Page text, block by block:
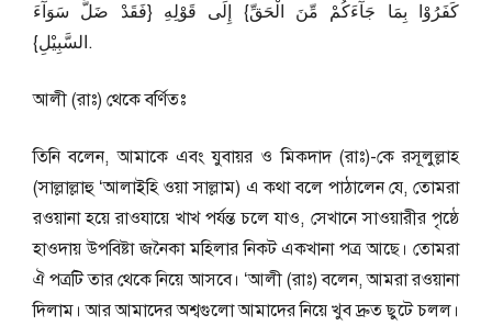
كَفَرُوْا بِمَا جَآءَكُمْ مِّنَ الْحَقِّ} إِلَى قَوْلِهِ {فَقَدْ ضَلَّ سَوَآءَ
السَّبِيْلِ}.
আলী (রাঃ) থেকে বর্ণিতঃ
তিনি বলেন, আমাকে এবং যুবায়র ও মিকদাদ (রাঃ)-কে রসূলুল্লাহ
(সাল্লাল্লাহু ‘আলাইহি ওয়া সাল্লাম) এ কথা বলে পাঠালেন যে, তোমরা
রওয়ানা হয়ে রাওযায়ে খাখ পর্যন্ত চলে যাও, সেখানে সাওয়ারীর পৃষ্ঠে
হাওদায় উপবিষ্টা জনৈকা মহিলার নিকট একখানা পত্র আছে। তোমরা
ঐ পত্রটি তার থেকে নিয়ে আসবে। ‘আলী (রাঃ) বলেন, আমরা রওয়ানা
দিলাম। আর আমাদের অশ্বগুলো আমাদের নিয়ে খুব দ্রুত ছুটে চলল।